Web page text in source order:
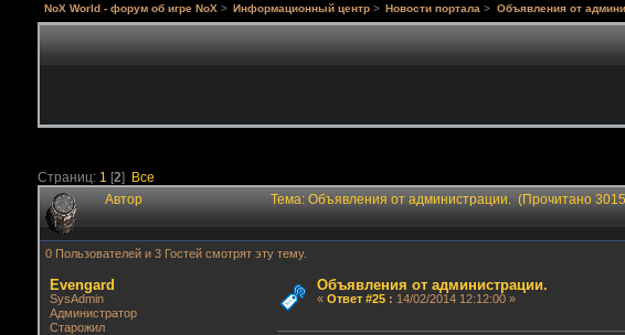
NoX World - форум об игре NoX > Информационный центр > Новости портала > Объявления от
Страниц: 1 [2] Все
Автор Тема: Объявления от администрации. (Прочитано
0 Пользователей и 3 Гостей смотрят эту тему.
Evengard
SysAdmin
Администратор
Старожил
Объявления от администрации.
« Ответ #25: 14/02/2014 12:12:00 »